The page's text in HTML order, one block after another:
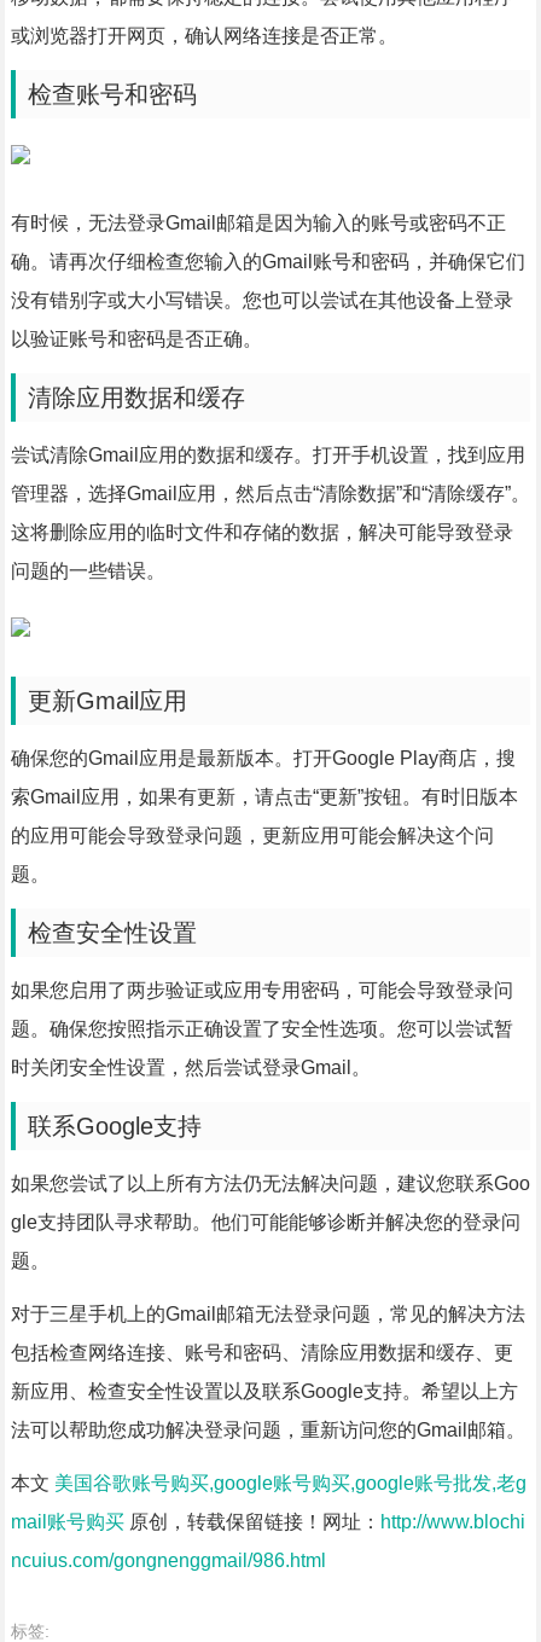
或浏览器打开网页，确认网络连接是否正常。
检查账号和密码
有时候，无法登录Gmail邮箱是因为输入的账号或密码不正
确。请再次仔细检查您输入的Gmail账号和密码，并确保它们
没有错别字或大小写错误。您也可以尝试在其他设备上登录
以验证账号和密码是否正确。
清除应用数据和缓存
尝试清除Gmail应用的数据和缓存。打开手机设置，找到应用
管理器，选择Gmail应用，然后点击“清除数据”和“清除缓存”。
这将删除应用的临时文件和存储的数据，解决可能导致登录
问题的一些错误。
更新Gmail应用
确保您的Gmail应用是最新版本。打开Google Play商店，搜
索Gmail应用，如果有更新，请点击“更新”按钮。有时旧版本
的应用可能会导致登录问题，更新应用可能会解决这个问
题。
检查安全性设置
如果您启用了两步验证或应用专用密码，可能会导致登录问
题。确保您按照指示正确设置了安全性选项。您可以尝试暂
时关闭安全性设置，然后尝试登录Gmail。
联系Google支持
如果您尝试了以上所有方法仍无法解决问题，建议您联系Goo
gle支持团队寻求帮助。他们可能能够诊断并解决您的登录问
题。
对于三星手机上的Gmail邮箱无法登录问题，常见的解决方法
包括检查网络连接、账号和密码、清除应用数据和缓存、更
新应用、检查安全性设置以及联系Google支持。希望以上方
法可以帮助您成功解决登录问题，重新访问您的Gmail邮箱。
本文 美国谷歌账号购买,google账号购买,google账号批发,老g
mail账号购买原创，转载保留链接！网址： http://www.blochi
ncuius.com/gongnenggmail/986.html
标签: